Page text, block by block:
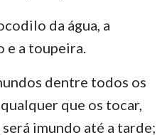
da água, a
e a toupeira.
dentre todos os
que os tocar,
imundo até a tarde;